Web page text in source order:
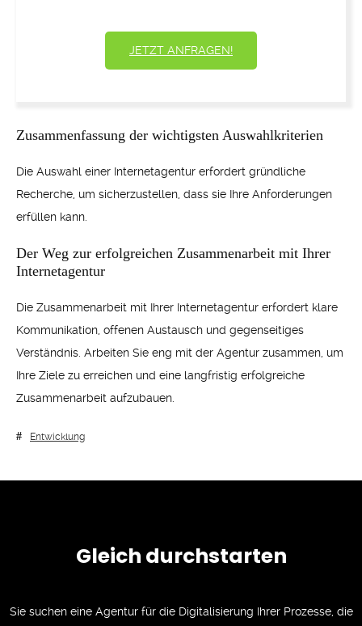
JETZT ANFRAGEN!
Zusammenfassung der wichtigsten Auswahlkriterien
Die Auswahl einer Internetagentur erfordert gründliche
Recherche, um sicherzustellen, dass sie Ihre Anforderungen
erfüllen kann.
Der Weg zur erfolgreichen Zusammenarbeit mit Ihrer
Internetagentur
Die Zusammenarbeit mit Ihrer Internetagentur erfordert klare
Kommunikation, offenen Austausch und gegenseitiges
Verständnis. Arbeiten Sie eng mit der Agentur zusammen, um
Ihre Ziele zu erreichen und eine langfristig erfolgreiche
Zusammenarbeit aufzubauen.
Entwicklung
Gleich durchstarten
Sie suchen eine Agentur für die Digitalisierung Ihrer Prozesse, die